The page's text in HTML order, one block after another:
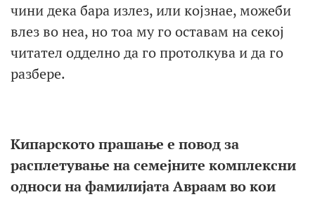
чини дека бара излез, или којзнае, можеби
влез во неа, но тоа му го оставам на секој
читател одделно да го протолкува и да го
разбере.
Кипарското прашање е повод за
расплетување на семејните комплексни
односи на фамилијата Авраам во кои